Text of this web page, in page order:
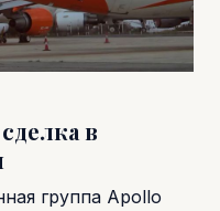
в
группа Apollo